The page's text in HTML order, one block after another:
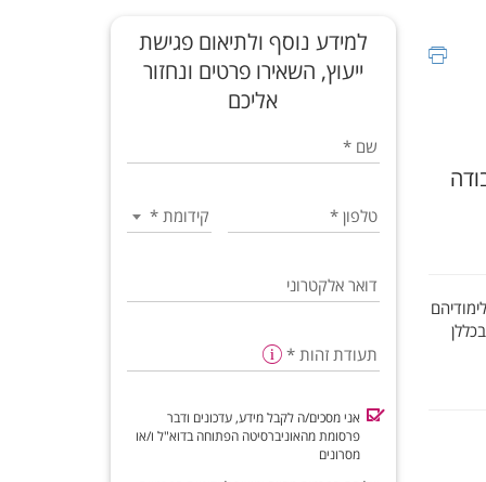
נ"ז בכתיבת עבודה
למידע נוסף ולתיאום פגישת
ייעוץ, השאירו פרטים ונחזור
אליכם
שם *
תעודת זהות *
טלפון * קידומת *
דואר אלקטרוני
אני מסכים/ה לקבל מידע, עדכונים ודבר
פרסומת מהאוניברסיטה הפתוחה בדוא"ל ו/או
מסרונים